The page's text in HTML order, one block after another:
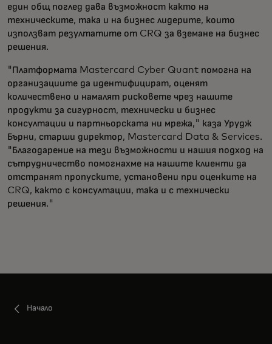
един общ поглед дава възможност както на
техническите, така и на бизнес лидерите, които
използват резултатите от CRQ за вземане на бизнес
решения.
"Платформата Mastercard Cyber Quant помогна на
организациите да идентифицират, оценят
количествено и намалят рисковете чрез нашите
продукти за сигурност, технически и бизнес
консултации и партньорската ни мрежа," каза Урудж
Бърни, старши директор, Mastercard Data & Services.
"Благодарение на тези възможности и нашия подход на
сътрудничество помогнахме на нашите клиенти да
отстранят пропуските, установени при оценките на
CRQ, както с консултации, така и с технически
решения."
Начало